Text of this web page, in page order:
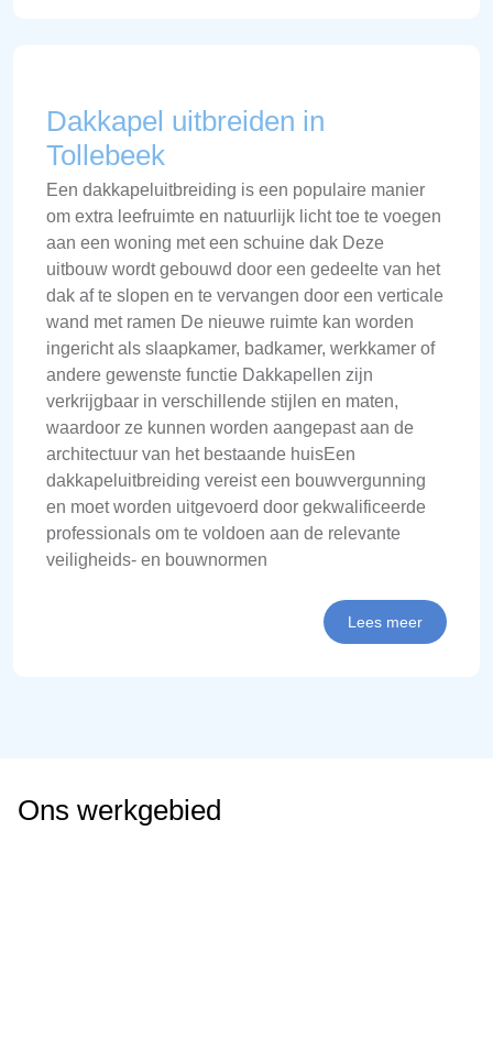
Dakkapel uitbreiden in
Tollebeek
Een dakkapeluitbreiding is een populaire manier
om extra leefruimte en natuurlijk licht toe te voegen
aan een woning met een schuine dak Deze
uitbouw wordt gebouwd door een gedeelte van het
dak af te slopen en te vervangen door een verticale
wand met ramen De nieuwe ruimte kan worden
ingericht als slaapkamer, badkamer, werkkamer of
andere gewenste functie Dakkapellen zijn
verkrijgbaar in verschillende stijlen en maten,
waardoor ze kunnen worden aangepast aan de
architectuur van het bestaande huisEen
dakkapeluitbreiding vereist een bouwvergunning
en moet worden uitgevoerd door gekwalificeerde
professionals om te voldoen aan de relevante
veiligheids- en bouwnormen
Lees meer
Ons werkgebied